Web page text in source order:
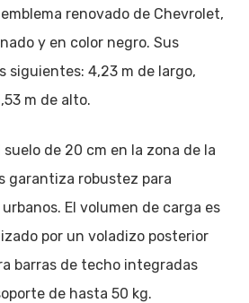
renovado de Chevrolet,
y en color negro. Sus
siguientes: 4,23 m de largo,
m de alto.
de 20 cm en la zona de la
garantiza robustez para
El volumen de carga es
por un voladizo posterior
barras de techo integradas
de hasta 50 kg.